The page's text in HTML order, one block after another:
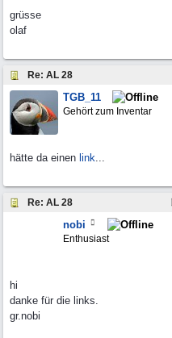
grüsse
olaf
Re: AL 28
TGB_11
Gehört zum Inventar
hätte da einen link...
Re: AL 28
nobi
Enthusiast
hi
danke für die links.
gr.nobi